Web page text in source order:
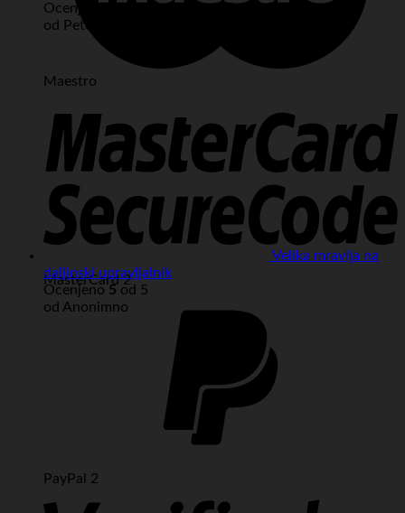
Maestro
MasterCard 2
PayPal 2
Ocenjeno
od Peter
Velika mravlja na
daljinski upravljalnik
Ocenjeno 5 od 5
od Anonimno